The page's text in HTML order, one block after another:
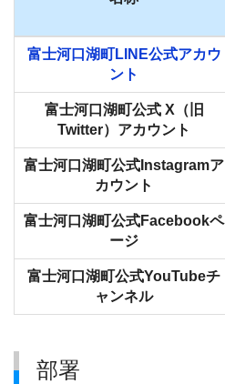
富士河口湖町LINE公式アカウ
ント
富士河口湖町公式 X（旧
Twitter）アカウント
富士河口湖町公式Instagramア
カウント
富士河口湖町公式Facebookペ
ージ
富士河口湖町公式YouTubeチ
ャンネル
部署